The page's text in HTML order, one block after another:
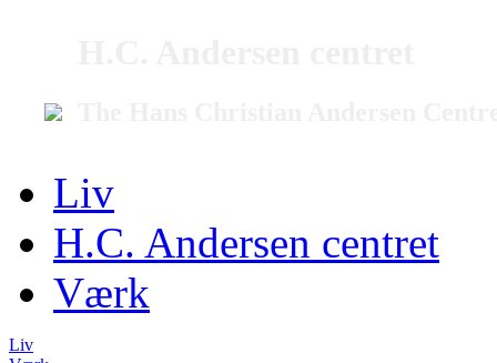
Liv
H.C. Andersen centret
Værk
Liv